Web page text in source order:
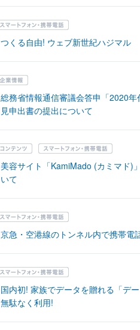
つくる自由! ウェブ新世紀ハジマル
総務省情報通信審議会答申「2020
見申出書の提出について
美容サイト「KamiMado (カミマド)
いて
京急・空港線のトンネル内で携帯電
国内初! 家族でデータを贈れる「デ
無駄なく利用!